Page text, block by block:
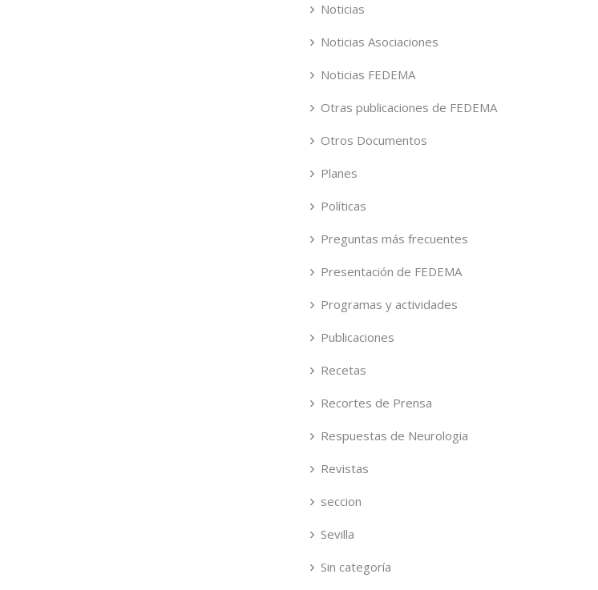
Noticias
Noticias Asociaciones
Noticias FEDEMA
Otras publicaciones de FEDEMA
Otros Documentos
Planes
Políticas
Preguntas más frecuentes
Presentación de FEDEMA
Programas y actividades
Publicaciones
Recetas
Recortes de Prensa
Respuestas de Neurologia
Revistas
seccion
Sevilla
Sin categoría